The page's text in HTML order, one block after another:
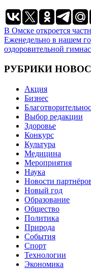
Навигация
по
В Омске откроется
Еженедельно в нашем
оздоровительной
РУБРИКИ
Акция
Бизнес
Выбор редакции
Здоровье
Конкурс
Культура
Медицина
Мероприятия
Наука
Новости
Новый год
Образование
Общество
Политика
Природа
События
Спорт
Технологии
Экономика